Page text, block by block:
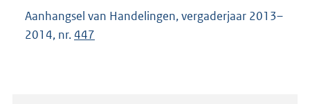
Aanhangsel van Handelingen, vergaderjaar 2013–
2014, nr. 447